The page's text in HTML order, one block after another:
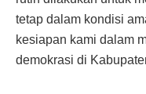
tetap dalam kondisi
kesiapan kami dalam
demokrasi di